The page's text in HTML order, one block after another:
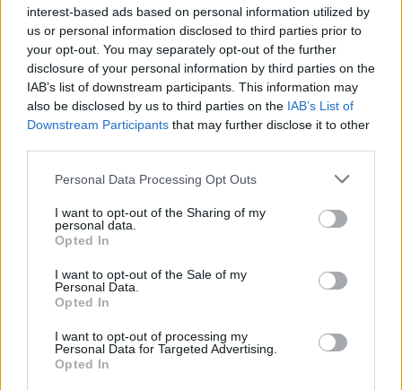
interest-based ads based on personal information utilized by
us or personal information disclosed to third parties prior to
your opt-out. You may separately opt-out of the further
disclosure of your personal information by third parties on the
IAB’s list of downstream participants. This information may
also be disclosed by us to third parties on the IAB’s List of
Downstream Participants that may further disclose it to other
Personal Data Processing Opt Outs
I want to opt-out of the Sharing of my
personal data.
Opted In
I want to opt-out of the Sale of my
Personal Data.
Opted In
I want to opt-out of processing my
Personal Data for Targeted Advertising.
Opted In
mutatják, hogy a Konami szeretné
megszorongatni a FIFA-t. Ha a nemrégiben
lerakott alapokra helyezett új szinteket
tovább sikerül bővíteni, akkor van esély
arra, hogy átvegye a bajnoki érmet, mert
most már nagyon közel áll hozzá, erre
pedig bizonyítékul szolgálnak a sajtó és a
játékosok által adott magas pontszámok.
Ennél többet pedig egy
játék/fejlesztő/kiadó nem is kívánhat.
GALÉRIA
Kattints a galéria megtekintéséhez!